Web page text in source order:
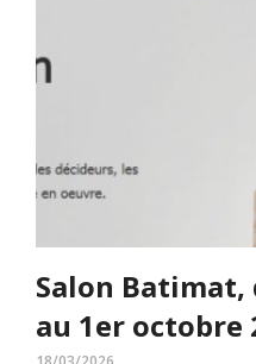
Salon Batimat,
au 1er octobre